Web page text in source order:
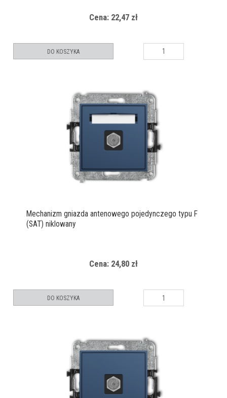
Cena: 22,47 zł
DO KOSZYKA
Mechanizm gniazda antenowego pojedynczego typu F
(SAT) niklowany
Cena: 24,80 zł
DO KOSZYKA